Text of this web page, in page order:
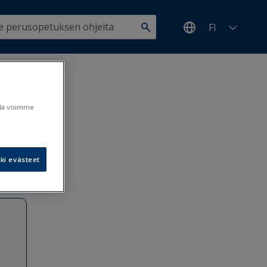
FI
voimme
evästeet